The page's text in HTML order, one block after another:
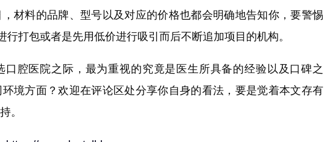
材料的品牌、型号以及对应的价格也都会明确地告知你，要警惕
行打包或者是先用低价进行吸引而后不断追加项目的机构。
口腔医院之际，最为重视的究竟是医生所具备的经验以及口碑之
境方面？欢迎在评论区处分享你自身的看法，要是觉着本文存有
。